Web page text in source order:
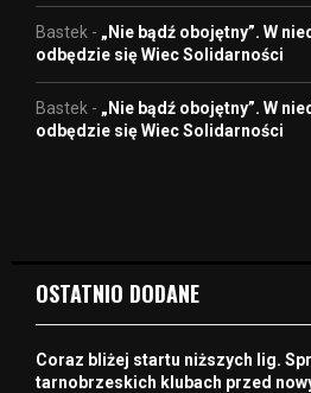
Bastek - „Nie bądź obojętny”. W
odbędzie się Wiec Solidarności
Bastek - „Nie bądź obojętny”. W
odbędzie się Wiec Solidarności
OSTATNIO DODANE
Coraz bliżej startu niższych lig.
tarnobrzeskich klubach przed